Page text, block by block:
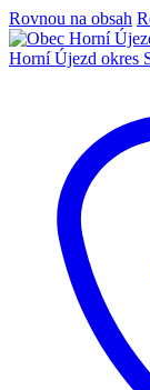
Rovnou na obsah
Horní Újezd okres